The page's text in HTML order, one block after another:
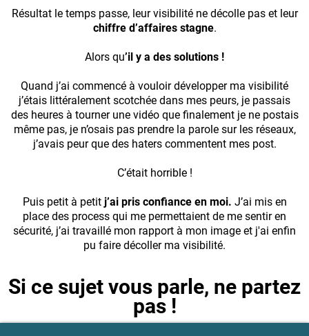
Résultat le temps passe, leur visibilité ne décolle pas et leur
chiffre d’affaires stagne.
Alors qu’il y a des solutions !
Quand j’ai commencé à vouloir développer ma visibilité
j’étais littéralement scotchée dans mes peurs, je passais
des heures à tourner une vidéo que finalement je ne postais
même pas, je n’osais pas prendre la parole sur les réseaux,
j’avais peur que des haters commentent mes post.
C’était horrible !
Puis petit à petit j’ai pris confiance en moi. J’ai mis en
place des process qui me permettaient de me sentir en
sécurité, j’ai travaillé mon rapport à mon image et j'ai enfin
pu faire décoller ma visibilité.
Si ce sujet vous parle, ne partez
pas !